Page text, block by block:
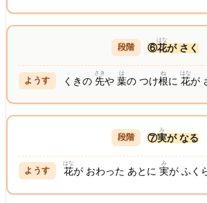
⑥花
はな
が さく
くきの 先
さき
や 葉
は
の つけ根
ね
に 花
はな
が
⑦実
み
が なる
花
はな
が おわった あとに 実
み
が ふく